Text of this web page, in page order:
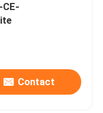
Contact